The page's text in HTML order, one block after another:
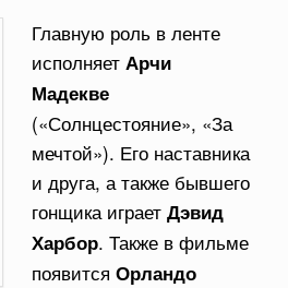
Главную роль в ленте
исполняет Арчи
Мадекве
(«Солнцестояние», «За
мечтой»). Его наставника
и друга, а также бывшего
гонщика играет Дэвид
Харбор. Также в фильме
появится Орландо